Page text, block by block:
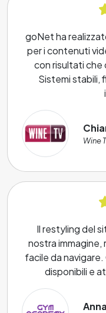
goNet ha
per i contenuti
con risultati che
Sistemi stabili,
Wine
Il restyling del
nostra
facile da
disponibili e